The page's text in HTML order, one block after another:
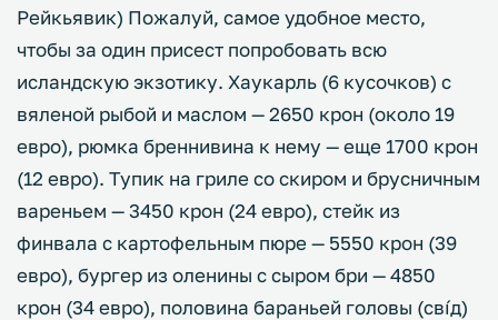
Рейкьявик) Пожалуй, самое удобное место,
чтобы за один присест попробовать всю
исландскую экзотику. Хаукарль (6 кусочков) с
вяленой рыбой и маслом — 2650 крон (около 19
евро), рюмка бреннивина к нему — еще 1700 крон
(12 евро). Тупик на гриле со скиром и брусничным
вареньем — 3450 крон (24 евро), стейк из
финвала с картофельным пюре — 5550 крон (39
евро), бургер из оленины с сыром бри — 4850
крон (34 евро), половина бараньей головы (свíд)